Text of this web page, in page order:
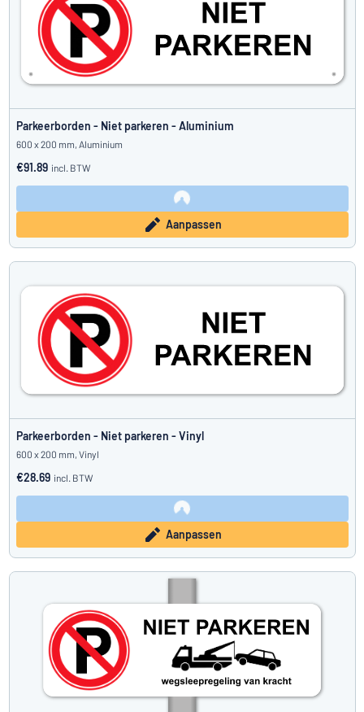
Parkeerborden - Niet parkeren - Aluminium
600 x 200 mm, Aluminium
€91.89 incl. BTW
Aanpassen
Parkeerborden - Niet parkeren - Vinyl
600 x 200 mm, Vinyl
€28.69 incl. BTW
Aanpassen